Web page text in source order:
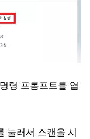
령 프롬프트를 엽
눌러서 스캔을 시